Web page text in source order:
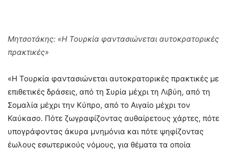
Μητσοτάκης: «Η Τουρκία φαντασιώνεται αυτοκρατορικές
πρακτικές»
«Η Τουρκία φαντασιώνεται αυτοκρατορικές πρακτικές με
επιθετικές δράσεις, από τη Συρία μέχρι τη Λιβύη, από τη
Σομαλία μέχρι την Κύπρο, από το Αιγαίο μέχρι τον
Καύκασο. Πότε ζωγραφίζοντας αυθαίρετους χάρτες, πότε
υπογράφοντας άκυρα μνημόνια και πότε ψηφίζοντας
έωλους εσωτερικούς νόμους, για θέματα τα οποία